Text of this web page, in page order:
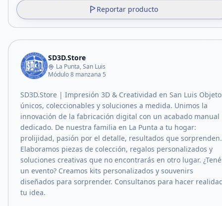
Reportar producto
SD3D.Store
La Punta, San Luis
Módulo 8 manzana 5
SD3D.Store | Impresión 3D & Creatividad en San Luis
únicos, coleccionables y soluciones a medida. Unimos la
innovación de la fabricación digital con un acabado manual
dedicado. De nuestra familia en La Punta a tu hogar:
prolijidad, pasión por el detalle, resultados que sorprenden.
Elaboramos piezas de colección, regalos personalizados y
soluciones creativas que no encontrarás en otro lugar.
un evento? Creamos kits personalizados y souvenirs
diseñados para sorprender. Consultanos para hacer
tu idea.